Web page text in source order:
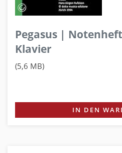
Pegasus |
Klavier
(5,6 MB)
IN DEN